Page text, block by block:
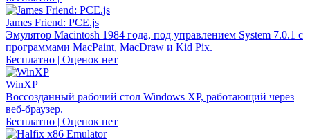
James Friend: PCE.js
Эмулятор Macintosh 1984 года, под управлением System 7.0.1 с
программами MacPaint, MacDraw и Kid Pix.
Бесплатно | Оценок нет
WinXP
Воссозданный рабочий стол Windows XP, работающий через
веб-браузер.
Бесплатно | Оценок нет